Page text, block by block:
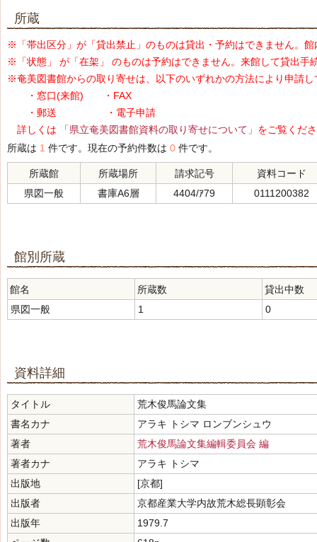
所蔵
※「帯出区分」が「貸出禁止」のものは貸出・予約はできません。
※「状態」 が「在架」 のものは予約はできません。来館して貸出手
※奄美図書館からの取り寄せは、以下のいずれかの方法により申請し
・窓口(来館) ・FAX
・郵送 ・電子申請
詳しくは
「県立奄美図書館資料の取り寄せについて」 をご覧くだ
所蔵は 1 件です。現在の予約件数は 0 件です。
所蔵館 所蔵場所 請求記号
資料コード
県図一般
書庫A6層 4404/ｱ79 0111200382
館別所蔵
館名 所蔵数
貸出中数
県図一般
1 0
資料詳細
タイトル
荒木俊馬論文集
書名カナ
アラキ トシマ ロンブンシュウ
著者
荒木俊馬論文集編輯委員会 編
著者カナ
アラキ トシマ
出版地
[京都]
出版者
京都産業大学内故荒木総長顕彰会
出版年
1979.7